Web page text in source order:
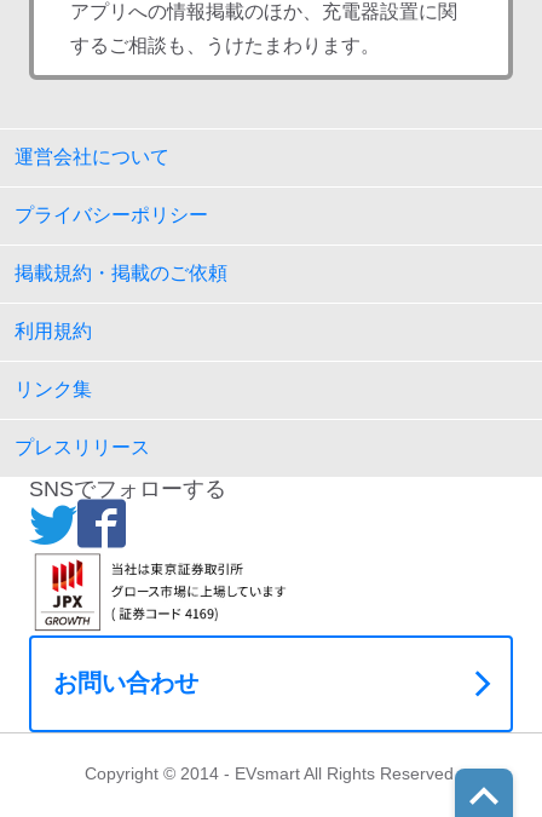
アプリへの情報掲載のほか、充電器設置に関
するご相談も、うけたまわります。
運営会社について
プライバシーポリシー
掲載規約・掲載のご依頼
利用規約
リンク集
プレスリリース
SNSでフォローする
お問い合わせ
Copyright © 2014 - EVsmart All Rights Reserved.